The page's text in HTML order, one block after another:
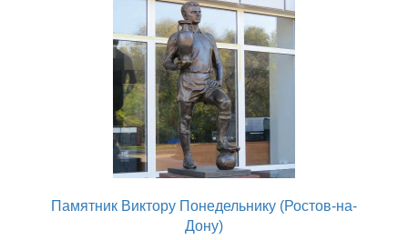
Памятник Виктору Понедельнику (Ростов-на-
Дону)